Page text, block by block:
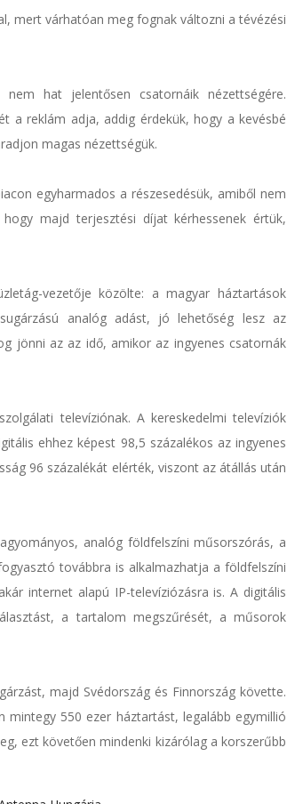
mert várhatóan meg fognak változni a tévézési
hat jelentősen csatornáik nézettségére.
a reklám adja, addig érdekük, hogy a kevésbé
magas nézettségük.
egyharmados a részesedésük, amiből nem
majd terjesztési díjat kérhessenek értük,
vezetője közölte: a magyar háztartások
analóg adást, jó lehetőség lesz az
jönni az az idő, amikor az ingyenes csatornák
televíziónak. A kereskedelmi televíziók
ehhez képest 98,5 százalékos az ingyenes
96 százalékát elérték, viszont az átállás után
analóg földfelszíni műsorszórás, a
továbbra is alkalmazhatja a földfelszíni
internet alapú IP-televíziózásra is. A digitális
a tartalom megszűrését, a műsorok
majd Svédország és Finnország követte.
550 ezer háztartást, legalább egymillió
ezt követően mindenki kizárólag a korszerűbb